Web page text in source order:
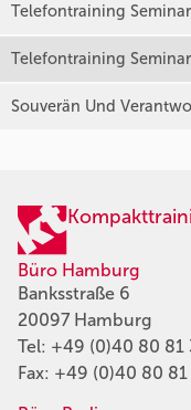
Telefontraining
Telefontraining
Souverän Und
Büro Hamburg
Banksstraße 6
20097 Hamburg
Tel: +49 (0)40 80 81
Fax: +49 (0)40 80